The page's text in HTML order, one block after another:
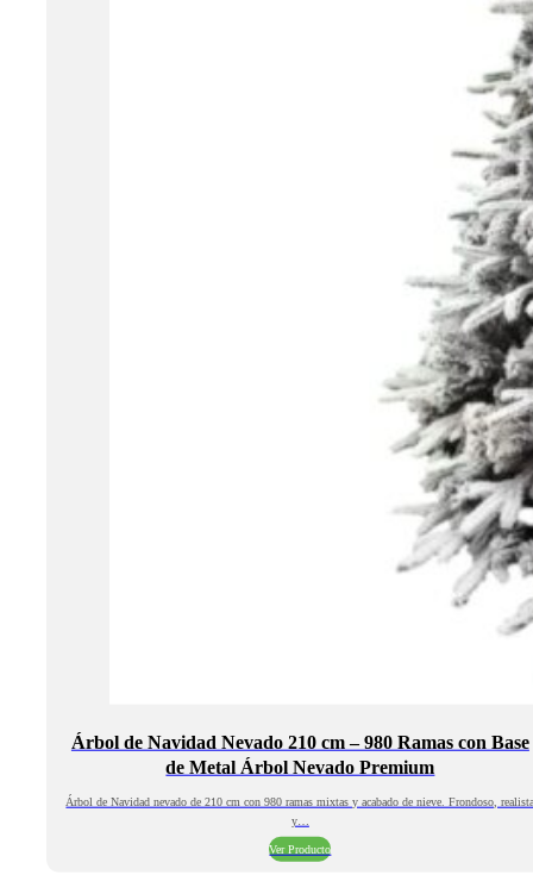
Árbol de Navidad Nevado 210 cm – 980 Ramas con Base
de Metal Árbol Nevado Premium
Árbol de Navidad nevado de 210 cm con 980 ramas mixtas y acabado de nieve. Frondoso,
y…
Ver Producto